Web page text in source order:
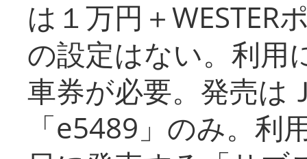
は１万円＋WESTER
の設定はない。利用
車券が必要。発売は
「e5489」のみ。利